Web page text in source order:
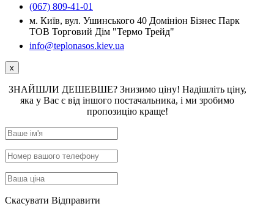
(067) 809-41-01
м. Київ, вул. Ушинського 40 Домініон Бізнес Парк
ТОВ Торговий Дім "Термо Трейд"
info@teplonasos.kiev.ua
x
ЗНАЙШЛИ ДЕШЕВШЕ? Знизимо ціну! Надішліть ціну,
яка у Вас є від іншого постачальника, і ми зробимо
пропозицію краще!
Скасувати Відправити